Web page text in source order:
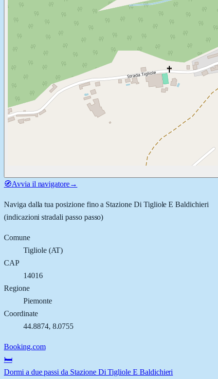
🧭Avvia il navigatore→
Naviga dalla tua posizione fino a Stazione Di Tigliole E Baldichieri
(indicazioni stradali passo passo)
Comune
Tigliole(AT)
CAP
14016
Regione
Piemonte
Coordinate
44.8874, 8.0755
Booking.com
🛏️
Dormi a due passi da Stazione Di Tigliole E Baldichieri